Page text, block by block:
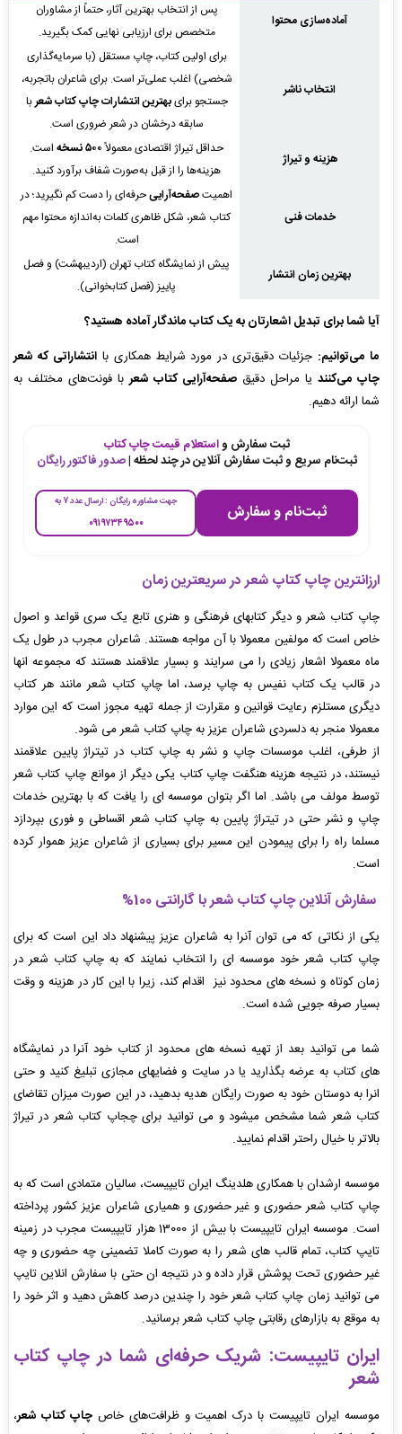
آماده‌سازی محتوا
پس از انتخاب بهترین آثار، حتماً از مشاوران
متخصص برای ارزیابی نهایی کمک بگیرید.
انتخاب ناشر
برای اولین کتاب، چاپ مستقل (با سرمایه‌گذاری
شخصی) اغلب عملی‌تر است. برای شاعران باتجربه،
جستجو برایبهترین انتشارات چاپ کتاب شعربا
سابقه درخشان در شعر ضروری است.
هزینه و تیراژ
حداقل تیراژ اقتصادی معمولاً۵۰۰ نسخه
است.
هزینه‌ها را از قبل به‌صورت شفاف برآورد کنید.
خدمات فنی
اهمیتصفحه‌آراییحرفه‌ای را دست کم نگیرید؛ در
کتاب شعر، شکل ظاهری کلمات به‌اندازه محتوا مهم
است.
بهترین زمان انتشار
پیش از نمایشگاه کتاب تهران (اردیبهشت) و فصل
پاییز (فصل کتابخوانی).
آیا شما برای تبدیل اشعارتان به یک کتاب ماندگار آماده هستید؟
ما می‌توانیم: جزئیات دقیق‌تری در مورد شرایط همکاری باانتشاراتی که شعر
چاپ می‌کنندیا مراحل دقیق صفحه‌آرایی کتاب شعربا فونت‌های مختلف به
شما ارائه دهیم.
ثبت سفارش واستعلام قیمت چاپ کتاب
ثبت‌نام سریع و ثبت سفارش آنلاین در چند لحظه |صدور فاکتور رایگان
ثبت‌نام و سفارش جهت مشاوره رایگان : ارسال عدد 7 به
۰۹۱۹۷۳۴۹۵۰۰
ارزانترین چاپ کتاپ شعر در سریعترین زمان
چاپ کتاب شعر و دیگر کتابهای فرهنگی و هنری تابع یک سری قواعد و اصول
خاص است که مولفین معمولا با آن مواجه هستند. شاعران مجرب در طول یک
ماه معمولا اشعار زیادی را می سرایند و بسیار علاقمند هستند که مجموعه انها
در قالب یک کتاب نفیس به چاپ برسد، اما چاپ کتاب شعر مانند هر کتاب
دیگری مستلزم رعایت قوانین و مقرارت از جمله تهیه مجوز است که این موارد
معمولا منجر به دلسردی شاعران عزیز به چاپ کتاب شعر می شود.
از طرفی، اغلب موسسات چاپ و نشر به چاپ کتاب در تیتراژ پایین علاقمند
نیستند، در نتیجه هزینه هنگفت چاپ کتاب یکی دیگر از موانع چاپ کتاب شعر
توسط مولف می باشد. اما اگر بتوان موسسه ای را یافت که با بهترین خدمات
چاپ و نشر حتی در تیتراژ پایین به چاپ کتاب شعر اقساطی و فوری بپردازد
مسلما راه را برای پیمودن این مسیر برای بسیاری از شاعران عزیز هموار کرده
است.
سفارش آنلاین چاپ کتاب شعر با گارانتی 100%
یکی از نکاتی که می توان آنرا به شاعران عزیز پیشنهاد داد این است که برای
چاپ کتاب شعر خود موسسه ای را انتخاب نمایند که به چاپ کتاب شعر در
زمان کوتاه و نسخه های محدود نیز اقدام کند، زیرا با این کار در هزینه و وقت
بسیار صرفه جویی شده است.
شما می توانید بعد از تهیه نسخه های محدود از کتاب خود آنرا در نمایشگاه
های کتاب به عرضه بگذارید یا در سایت و فضایهای مجازی تبلیغ کنید و حتی
انرا به دوستان خود به صورت رایگان هدیه بدهید، در این صورت میزان تقاضای
کتاب شعر شما مشخص میشود و می توانید برای چجاپ کتاب شعر در تیراژ
بالاتر با خیال راحتر اقدام نمایید.
موسسه ارشدان با همکاری هلدینگ ایران تایپیست، سالیان متمادی است که به
چاپ کتاب شعر حضوری و غیر حضوری و همیاری شاعران عزیز کشور پرداخته
است. موسسه ایران تایپیست با بیش از 13000 هزار تایپیست مجرب در زمینه
تایپ کتاب، تمام قالب های شعر را به صورت کاملا تضمینی چه حضوری و چه
غیر حضوری تحت پوشش قرار داده و در نتیجه ان حتی با سفارش انلاین تایپ
می توانید زمان چاپ کتاب شعر خود را چندین درصد کاهش دهید و اثر خود را
به موقع به بازارهای رقابتی چاپ کتاب شعر برسانید.
ایران تایپیست: شریک حرفه‌ای شما در چاپ کتاب
شعر
موسسه ایران تایپیست با درک اهمیت و ظرافت‌های خاصچاپ کتاب شعر،